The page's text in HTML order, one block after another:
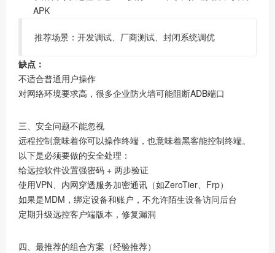
APK
推荐场景：开发调试、厂商测试、封闭系统调优
缺点：
不适合普通用户操作
对网络环境要求高，很多企业防火墙可能阻断ADB端口
三、安全问题不能忽视
远程控制意味着你可以操作终端，也意味着黑客能控制终端。
以下是必须要做的安全处理：
给远控软件设置强密码 + 两步验证
使用VPN、内网穿透服务加密通讯（如ZeroTier、Frp）
如果是MDM，绑定设备和账户，不允许陌生设备访问后台
定期升级远控客户端版本，修复漏洞
四、最推荐的组合方案（经验推荐）